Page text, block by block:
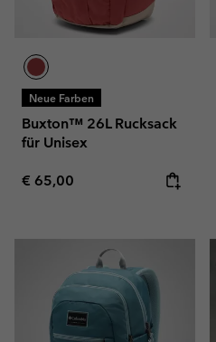
Neue Farben
Buxton™ 26L Rucksack
für Unisex
Regular price:
€ 65,00